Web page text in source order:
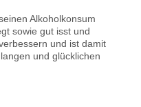
Alkoholkonsum
sowie gut isst und
und ist damit
und glücklichen